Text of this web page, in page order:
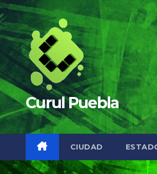
Saltar
al
contenido
Curul Puebla
CIUDAD